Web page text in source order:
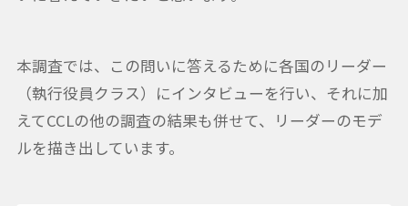
本調査では、この問いに答えるために各国のリーダー
（執行役員クラス）にインタビューを行い、それに加
えてCCLの他の調査の結果も併せて、リーダーのモデ
ルを描き出しています。